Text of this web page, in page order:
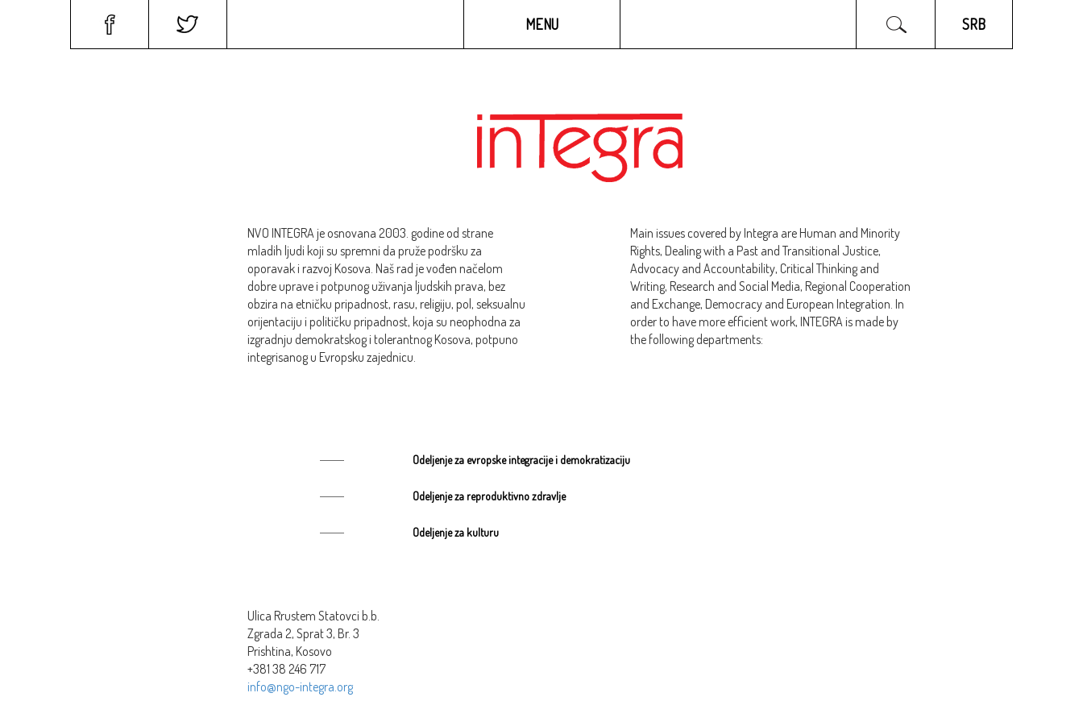
SRB
MENU
NVO INTEGRA je osnovana 2003. godine od strane
mladih ljudi koji su spremni da pruže podršku za
oporavak i razvoj Kosova. Naš rad je vođen načelom
dobre uprave i potpunog uživanja ljudskih prava, bez
obzira na etničku pripadnost, rasu, religiju, pol, seksualnu
orijentaciju i političku pripadnost, koja su neophodna za
izgradnju demokratskog i tolerantnog Kosova, potpuno
integrisanog u Evropsku zajednicu.
Main issues covered by Integra are Human and Minority
Rights, Dealing with a Past and Transitional Justice,
Advocacy and Accountability, Critical Thinking and
Writing, Research and Social Media, Regional Cooperation
and Exchange, Democracy and European Integration. In
order to have more efficient work, INTEGRA is made by
the following departments:
Odeljenje za evropske integracije i demokratizaciju
Odeljenje za reproduktivno zdravlje
Odeljenje za kulturu
Ulica Rrustem Statovci b.b.
Zgrada 2, Sprat 3, Br. 3
Prishtina, Kosovo
+381 38 246 717
info@ngo-integra.org